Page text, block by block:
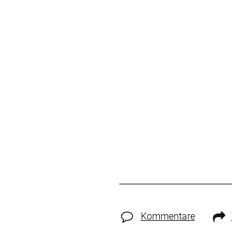
Kommentare